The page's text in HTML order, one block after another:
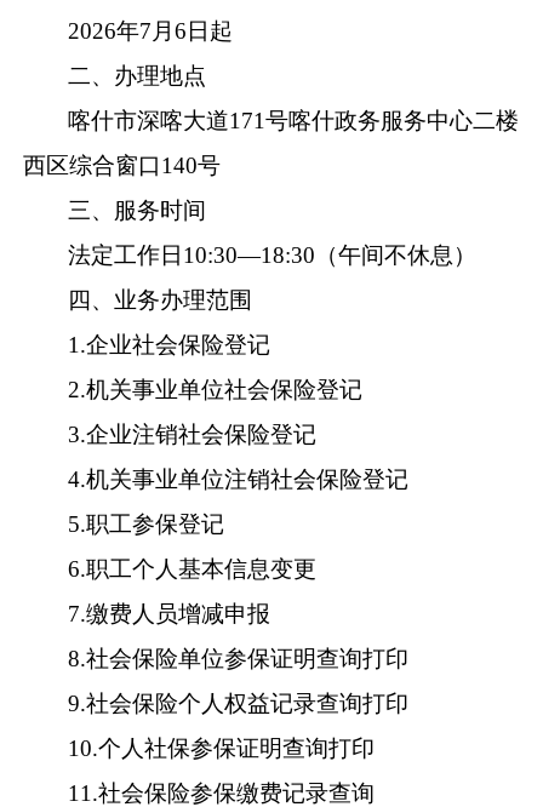
2026年7 月6 日起
二、办理地点
喀什市深喀大道171号喀什政务服务中心二楼
西区综合窗口140号
三、服务时间
法定工作日 10:30—18:30 （午间不休息）
四 、业务办理范围
1.企业社会保险登记
2.机关事业单位社会保险登记
3.企业注销社会保险登记
4.机关事业单位注销社会保险登记
5.职工参保登记
6.职工个人基本信息变更
7.缴费人员增减申报
8.社会保险单位参保证明查询打印
9.社会保险个人权益记录查询打印
10.个人社保参保证明查询打印
11.社会保险参保缴费记录查询